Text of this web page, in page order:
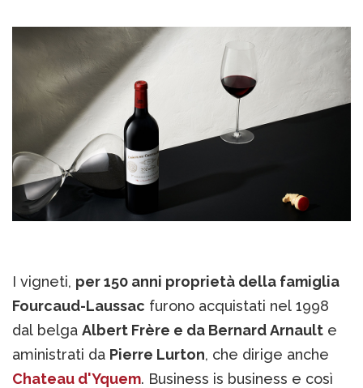
I vigneti, per 150 anni proprietà della famiglia
Fourcaud-Laussac furono acquistati nel 1998
dal belga Albert Frère e da Bernard Arnault e
aministrati da Pierre Lurton, che dirige anche
Chateau d'Yquem. Business is business e così